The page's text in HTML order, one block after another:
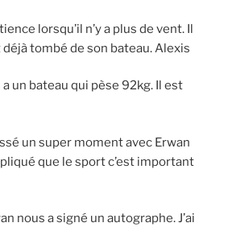
lorsqu’il n’y a plus de vent. Il
déjà tombé de son bateau. Alexis
a un bateau qui pèse 92kg. Il est
un super moment avec Erwan
que le sport c’est important
nous a signé un autographe. J’ai